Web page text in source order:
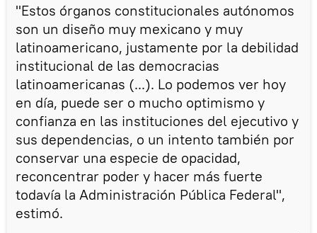
"Estos órganos constitucionales autónomos
son un diseño muy mexicano y muy
latinoamericano, justamente por la debilidad
institucional de las democracias
latinoamericanas (...). Lo podemos ver hoy
en día, puede ser o mucho optimismo y
confianza en las instituciones del ejecutivo y
sus dependencias, o un intento también por
conservar una especie de opacidad,
reconcentrar poder y hacer más fuerte
todavía la Administración Pública Federal",
estimó.